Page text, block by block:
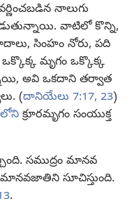
నాలుగు
వాటిలో కొన్ని,
సింహం నోరు, పది
మృగం ఒక్కొక్క
అవి ఒకదాని తర్వాత
(దానియేలు 7:17, 23)
క్రూరమృగం సంయుక్త
సముద్రం మానవ
మానవజాతిని సూచిస్తుంది.
.